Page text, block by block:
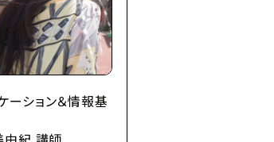
ーション＆情報基